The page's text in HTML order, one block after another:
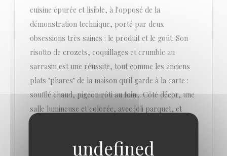
cuisine épurée et lisible, à l'opposé de la
démonstration technique, porté par deux
obsessions très saines : le produit et le goût. Son
risotto de crozets, coquillages et crumble au
sarrasin est une réussite, tout comme les anciens
plats "phares" de la maison qu'il garde à la carte :
soufflé chaud, pigeon rôti au foin... Côté décor, une
salle lumineuse et colorée, avec joli parquet, et